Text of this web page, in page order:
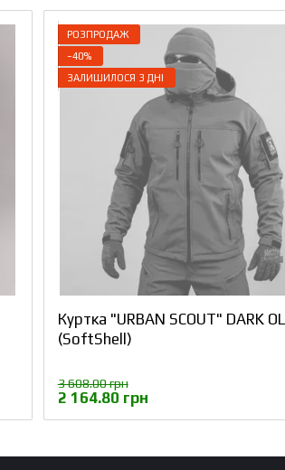
РОЗПРОДАЖ
−40%
ЗАЛИШИЛОСЯ 3 ДНІ
Куртка "URBAN SCOUT" DARK
(SoftShell)
3 608.00 грн
2 164.80 грн